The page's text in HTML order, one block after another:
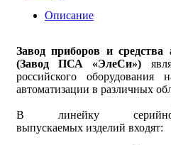
Описание
Завод приборов и средства
(Завод ПСА «ЭлеСи»)
российского
автоматизации в различных
В линейку
выпускаемых изделий входят: